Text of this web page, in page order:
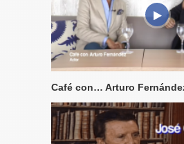
Café con… Arturo